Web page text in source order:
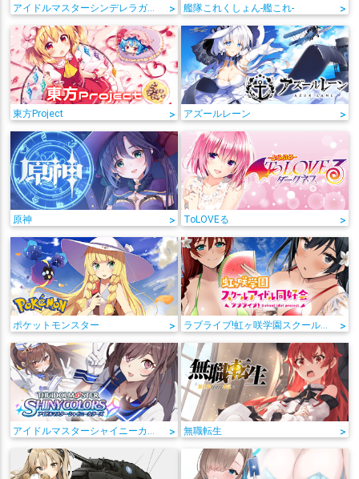
アイドルマスターシンデレラガールズ > 艦隊これくしょん-艦これ- >
東方Project > アズールレーン >
原神 > ToLOVEる >
ポケットモンスター > ラブライブ!虹ヶ咲学園スクールアイドル同好会 >
アイドルマスターシャイニーカラーズ > 無職転生 >